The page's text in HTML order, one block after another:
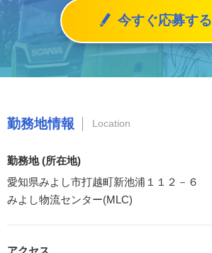
今すぐ応募する
勤務地情報 Location
勤務地 (所在地)
愛知県みよし市打越町新池浦１１２－６
みよし物流センター(MLC)
アクセス